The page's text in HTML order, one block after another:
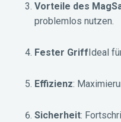
Vorteile des
problemlos nutzen.
Fester GriffIdeal
Effizienz:
Sicherheit: